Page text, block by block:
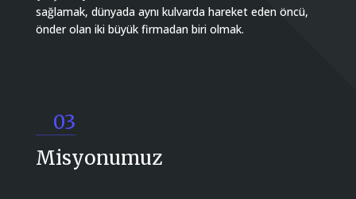
sağlamak, dünyada aynı kulvarda hareket eden öncü,
önder olan iki büyük firmadan biri olmak.
03
Misyonumuz